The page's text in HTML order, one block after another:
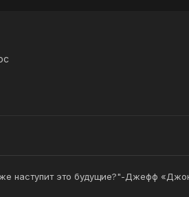
наступит это будущие?"-Джефф